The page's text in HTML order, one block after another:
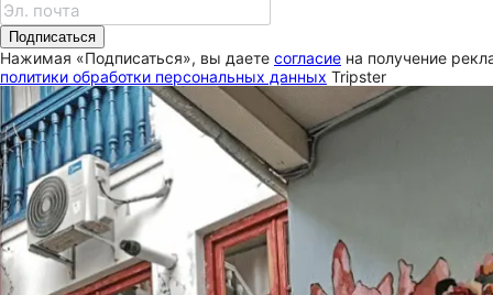
Подписаться
Нажимая «Подписаться», вы даете согласие на получение
политики обработки персональных данных Tripster